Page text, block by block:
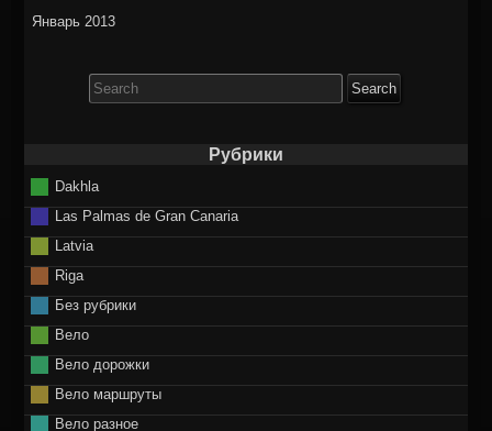
Январь 2013
for:
Рубрики
Dakhla
Las Palmas de Gran Canaria
Latvia
Riga
Без рубрики
Вело
Вело дорожки
Вело маршруты
Вело разное